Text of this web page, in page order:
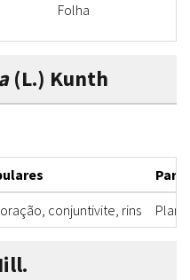
Folha
(L.) Kunth
conjuntivite, rins